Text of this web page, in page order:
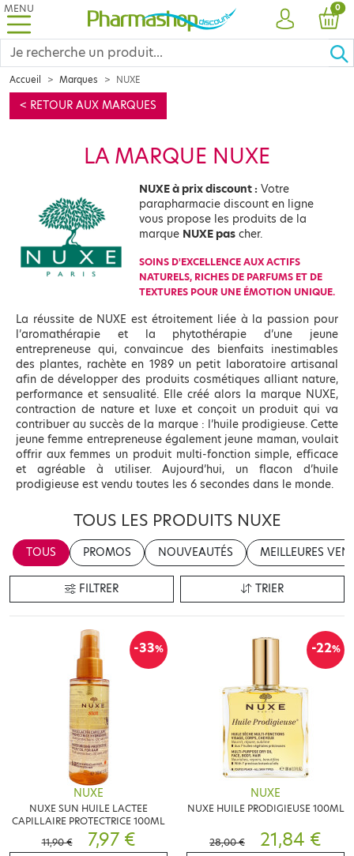
MENU
COMPTE
0
Accueil Marques NUXE
< RETOUR AUX MARQUES
LA MARQUE NUXE
NUXE à prix discount : Votre
parapharmacie discount en ligne
vous propose les produits de la
marque NUXE pas cher.
SOINS D'EXCELLENCE AUX ACTIFS
NATURELS, RICHES DE PARFUMS ET DE
TEXTURES POUR UNE ÉMOTION UNIQUE.
La réussite de NUXE est étroitement liée à la passion pour
l’aromathérapie et la phytothérapie d’une jeune
entrepreneuse qui, convaincue des bienfaits inestimables
des plantes, rachète en 1989 un petit laboratoire artisanal
afin de développer des produits cosmétiques alliant nature,
performance et sensualité. Elle créé alors la marque NUXE,
contraction de nature et luxe et conçoit un produit qui va
contribuer au succès de la marque : l’huile prodigieuse. Cette
jeune femme entrepreneuse également jeune maman, voulait
offrir aux femmes un produit multi-fonction simple, efficace
et agréable à utiliser. Aujourd’hui, un flacon d’huile
prodigieuse est vendu toutes les 6 secondes dans le monde.
TOUS LES PRODUITS NUXE
TOUS PROMOS NOUVEAUTÉS MEILLEURES
FILTRER TRIER
-33%
NUXE
NUXE SUN HUILE LACTEE
CAPILLAIRE PROTECTRICE 100ML
11,90 €
7,97 €
-22%
NUXE
NUXE HUILE PRODIGIEUSE 100ML
28,00 € 21,84 €